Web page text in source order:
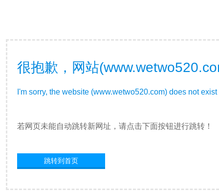
很抱歉，网站
I'm sorry, the website (www.wetwo520.com) does not
若网页未能自动跳转新网址，请点击下面按钮进行跳转！
跳转到首页